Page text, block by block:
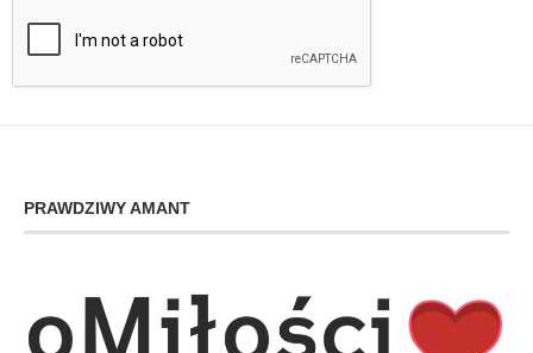
PRAWDZIWY AMANT